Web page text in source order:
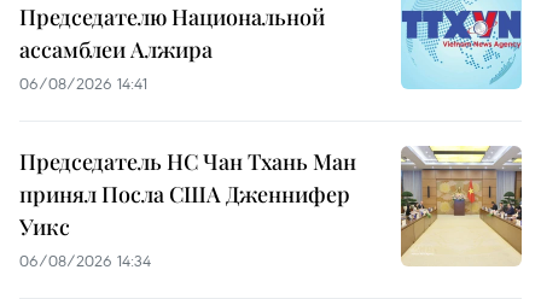
Председателю Национальной
ассамблеи Алжира
06/08/2026 14:41
Председатель НС Чан Тхань Ман
принял Посла США Дженнифер
Уикс
06/08/2026 14:34